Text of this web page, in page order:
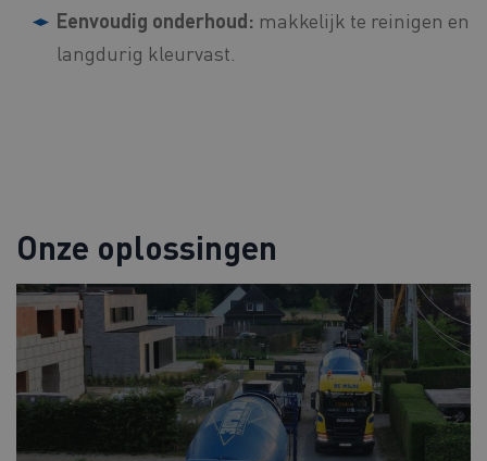
Eenvoudig onderhoud: makkelijk te reinigen en
langdurig kleurvast.
Onze oplossingen